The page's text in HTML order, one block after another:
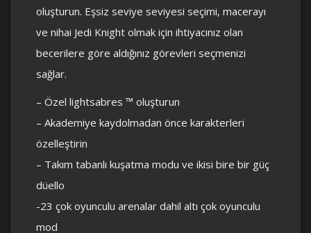
oluşturun. Eşsiz seviye seviyesi seçimi, macerayı
ve nihai Jedi Knight olmak için ihtiyacınız olan
becerilere göre aldığınız görevleri seçmenizi
sağlar.
– Özel lightsabres ™ oluşturun
– Akademiye kaydolmadan önce karakterleri
özelleştirin
– Takım tabanlı kuşatma modu ve ikisi bire bir güç
düello
-23 çok oyunculu arenalar dahil altı çok oyunculu
mod